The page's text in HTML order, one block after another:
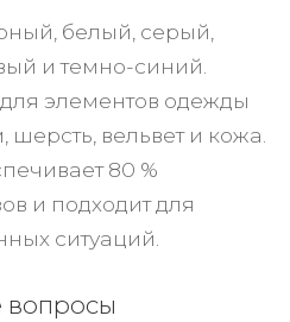
белый, серый,
и темно-синий.
элементов одежды
вельвет и кожа.
80 %
и подходит для
ситуаций.
вопросы